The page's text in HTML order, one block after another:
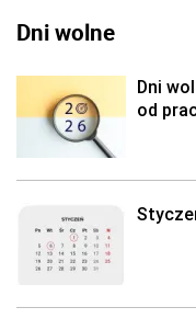
Dni wolne
Dni
od